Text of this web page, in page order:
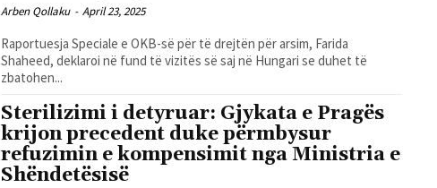
Arben Qollaku - April 23, 2025
Raportuesja Speciale e OKB-së për të drejtën për arsim, Farida
Shaheed, deklaroi në fund të vizitës së saj në Hungari se duhet të
zbatohen...
Sterilizimi i detyruar: Gjykata e Pragës
krijon precedent duke përmbysur
refuzimin e kompensimit nga Ministria e
Shëndetësisë